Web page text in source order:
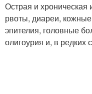
Острая и хроническая
рвоты, диареи,
эпителия, головные
олигоурия и, в редких